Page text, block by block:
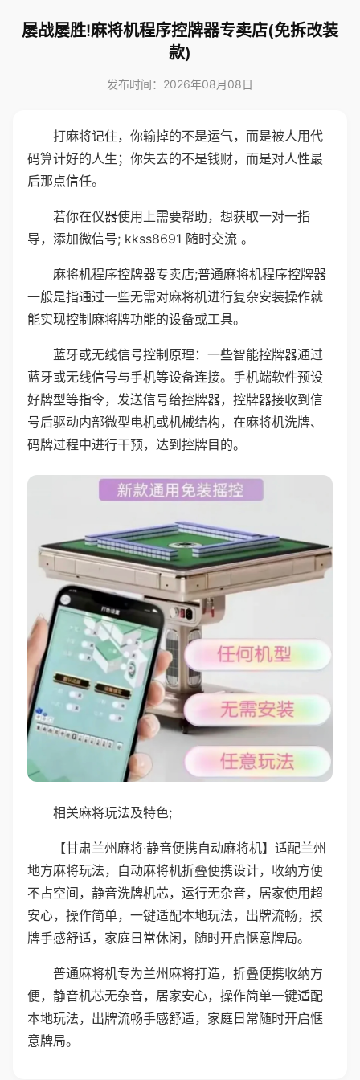
屡战屡胜!麻将机程序控牌器专卖店(免拆改装
款)
发布时间：2026年08月08日
打麻将记住，你输掉的不是运气，而是被人用代
码算计好的人生；你失去的不是钱财，而是对人性最
后那点信任。
若你在仪器使用上需要帮助，想获取一对一指
导，添加微信号; kkss8691 随时交流 。
麻将机程序控牌器专卖店;普通麻将机程序控牌器
一般是指通过一些无需对麻将机进行复杂安装操作就
能实现控制麻将牌功能的设备或工具。
蓝牙或无线信号控制原理：一些智能控牌器通过
蓝牙或无线信号与手机等设备连接。手机端软件预设
好牌型等指令，发送信号给控牌器，控牌器接收到信
号后驱动内部微型电机或机械结构，在麻将机洗牌、
码牌过程中进行干预，达到控牌目的。
相关麻将玩法及特色;
【甘肃兰州麻将·静音便携自动麻将机】适配兰州
地方麻将玩法，自动麻将机折叠便携设计，收纳方便
不占空间，静音洗牌机芯，运行无杂音，居家使用超
安心，操作简单，一键适配本地玩法，出牌流畅，摸
牌手感舒适，家庭日常休闲，随时开启惬意牌局。
普通麻将机专为兰州麻将打造，折叠便携收纳方
便，静音机芯无杂音，居家安心，操作简单一键适配
本地玩法，出牌流畅手感舒适，家庭日常随时开启惬
意牌局。